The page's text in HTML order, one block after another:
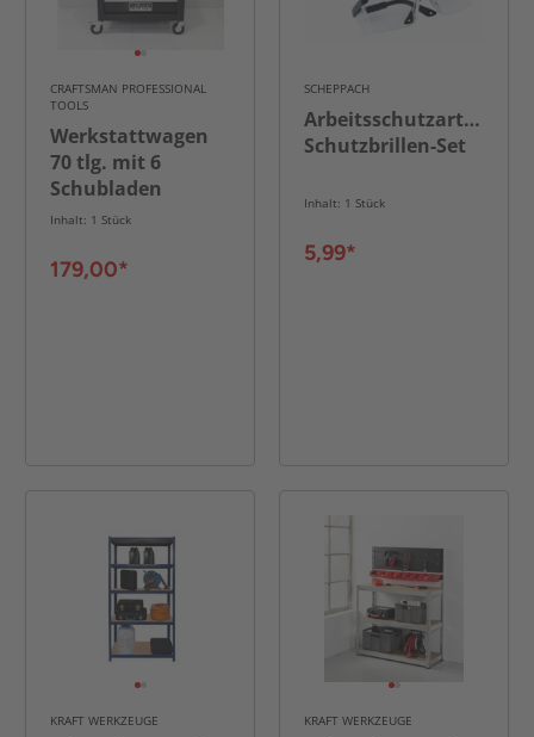
CRAFTSMAN PROFESSIONAL
TOOLS
Werkstattwagen
70 tlg. mit 6
Schubladen
schwarz
Inhalt: 1 Stück
179,00*
SCHEPPACH
Arbeitsschutzartikel
Schutzbrillen-Set
Inhalt: 1 Stück
5,99*
KRAFT WERKZEUGE KRAFT WERKZEUGE